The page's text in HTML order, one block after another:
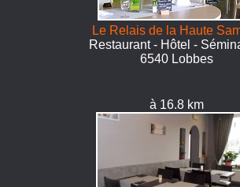
Le Relais de la Haute
Restaurant - Hôtel -
6540 Lobbes
à 16.8 km